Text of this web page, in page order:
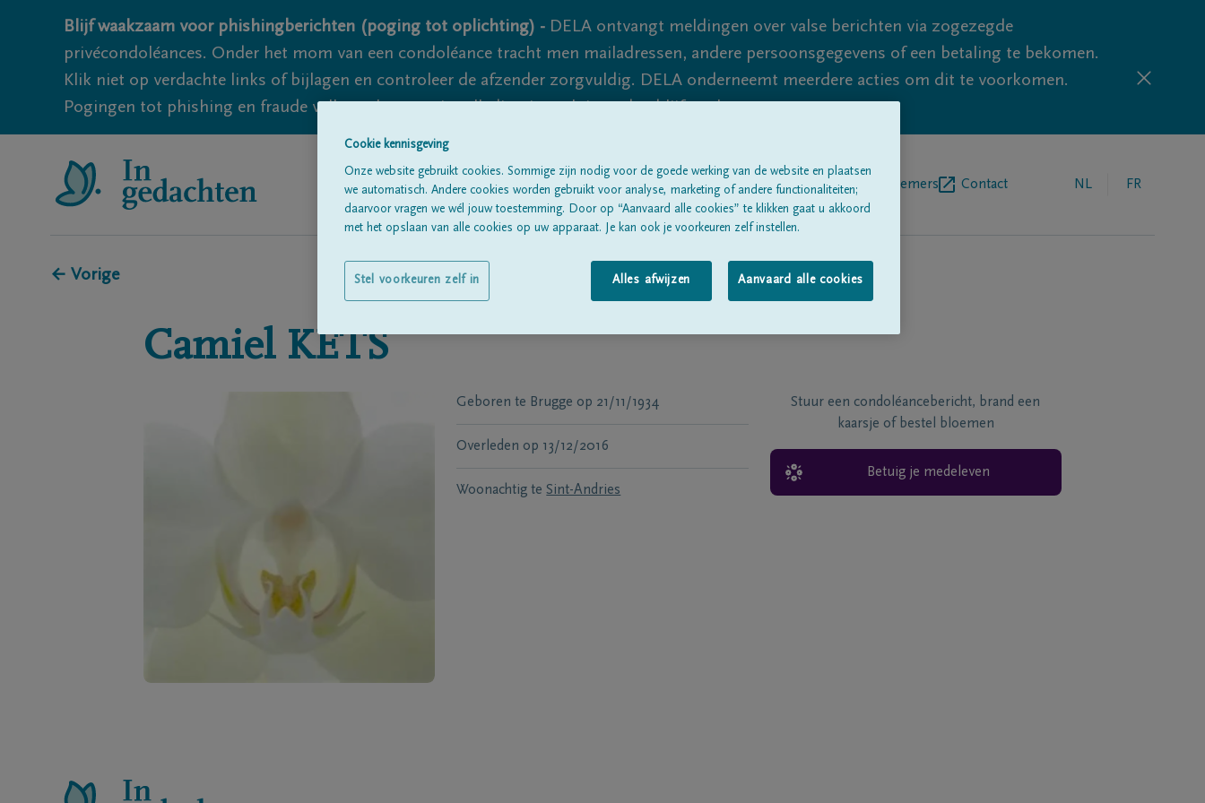
Blijf waakzaam voor phishingberichten (poging tot oplichting) - DELA ontvangt meldingen over valse berichten via zogezegde
privécondoléances. Onder het mom van een condoléance tracht men mailadressen, andere persoonsgegevens of een betaling te bekomen.
Klik niet op verdachte links of bijlagen en controleer de afzender zorgvuldig. DELA onderneemt meerdere acties om dit te voorkomen.
Pogingen tot phishing en fraude vallen echter nooit volledig uit te sluiten, dus blijf waakzaam.
Alle rouwberichtenOver onsBegrafenisondernemers Contact NL FR
← Vorige
Camiel KETS
Geboren te Brugge op 21/11/1934
Overleden op 13/12/2016
Woonachtig te Sint-Andries
Stuur een condoléancebericht, brand een
kaarsje of bestel bloemen
Betuig je medeleven
Cookie kennisgeving
Onze website gebruikt cookies. Sommige zijn nodig voor de goede werking van de website en plaatsen
we automatisch. Andere cookies worden gebruikt voor analyse, marketing of andere functionaliteiten;
daarvoor vragen we wél jouw toestemming. Door op “Aanvaard alle cookies” te klikken gaat u akkoord
met het opslaan van alle cookies op uw apparaat. Je kan ook je voorkeuren zelf instellen.
Alles afwijzen Aanvaard alle cookies
Stel voorkeuren zelf in